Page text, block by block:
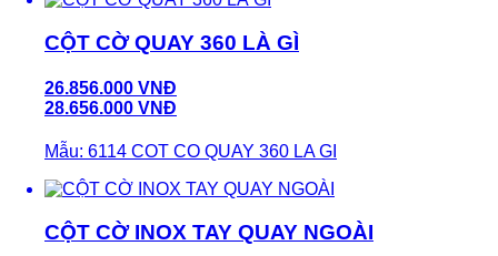
CỘT CỜ QUAY 360 LÀ GÌ
26.856.000 VNĐ
28.656.000 VNĐ
Mẫu: 6114 COT CO QUAY 360 LA GI
CỘT CỜ INOX TAY QUAY NGOÀI